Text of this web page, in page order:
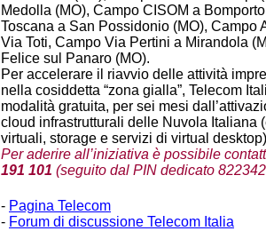
Medolla (MO), Campo CISOM a
Toscana a San Possidonio (MO), Campo
Via Toti, Campo Via Pertini a Mirandola
Felice sul Panaro (MO).
Per accelerare il riavvio delle attività
nella cosiddetta “zona gialla”, Telecom
modalità gratuita, per sei mesi
cloud infrastrutturali delle Nuvola Italiana
virtuali, storage e servizi di virtual
Per aderire all’iniziativa è possibile
191 101 (seguito dal PIN dedicato
- Pagina Telecom
- Forum di discussione Telecom Italia